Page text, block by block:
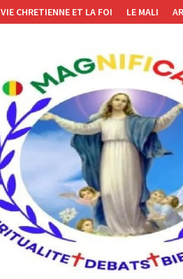
VIE CHRETIENNE ET LA FOI LE MALI